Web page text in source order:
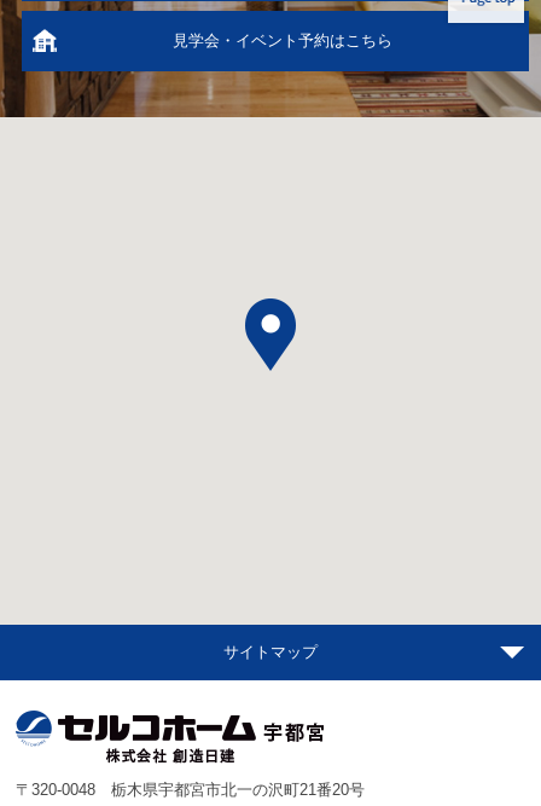
見学会・イベント予約はこちら
サイトマップ
〒320-0048 栃木県宇都宮市北一の沢町21番20号